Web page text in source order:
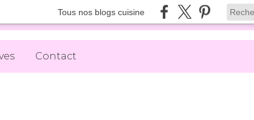
Tous nos blogs cuisine
Contact